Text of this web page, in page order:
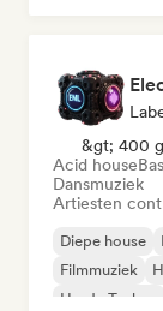
&gt; 400
Acid house
Dansmuziek
Artiesten
Diepe house
Filmmuziek
Harde Techno